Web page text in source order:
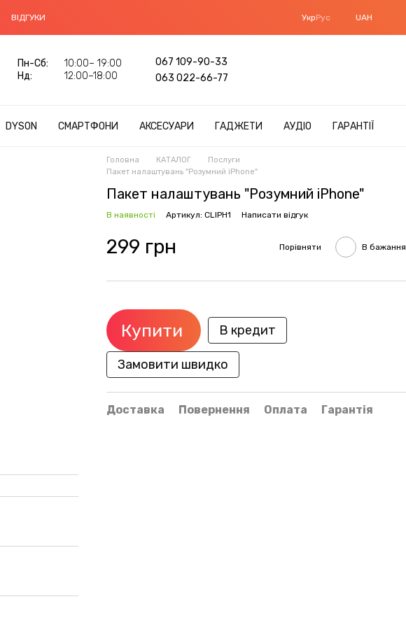
ВІДГУКИ УкрРус UAH
Пн-Cб:
10:00– 19:00
Нд:
12:00–18:00
067 109-90-33
063 022-66-77
DYSON СМАРТФОНИ АКСЕСУАРИ ГАДЖЕТИ АУДІО ГАРАНТІЇ
Головна КАТАЛОГ
Послуги
Пакет налаштувань "Розумний iPhone"
Пакет налаштувань "Розумний iPhone"
В наявності Артикул: CLIPH1 Написати відгук
299 грн Порівняти В бажання
Купити В кредит
Замовити швидко
Доставка Повернення Оплата Гарантія